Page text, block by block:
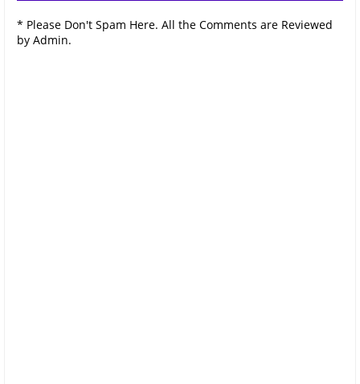
* Please Don't Spam Here. All the Comments are Reviewed
by Admin.